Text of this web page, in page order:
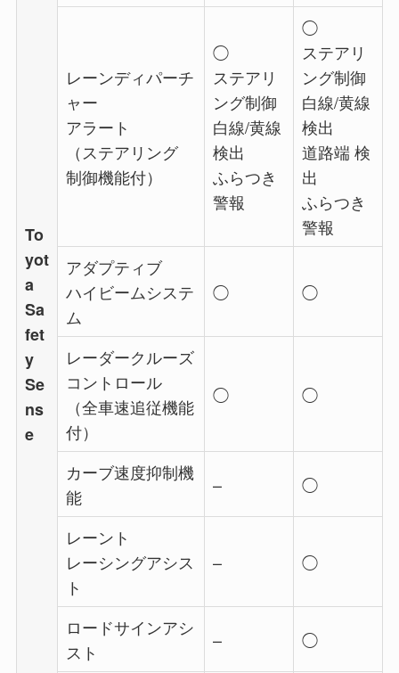
To
yot
a
Sa
fet
y
Se
ns
e
レーンディパーチ
ャー
アラート
（ステアリング
制御機能付）
◯
ステアリ
ング制御
白線/黄線
検出
ふらつき
警報
◯
ステアリ
ング制御
白線/黄線
検出
道路端 検
出
ふらつき
警報
アダプティブ
ハイビームシステ
ム
◯ ◯
レーダークルーズ
コントロール
（全車速追従機能
付）
◯ ◯
カーブ速度抑制機
能
– ◯
レーント
レーシングアシス
ト
– ◯
ロードサインアシ
スト
– ◯